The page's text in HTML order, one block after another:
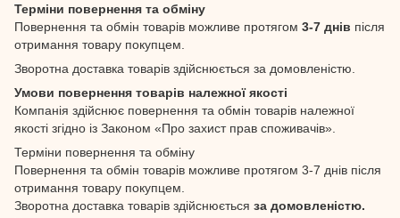
Терміни повернення та обміну
Повернення та обмін товарів можливе протягом 3-7 днів після
отримання товару покупцем.
Зворотна доставка товарів здійснюється за домовленістю.
Умови повернення товарів належної якості
Компанія здійснює повернення та обмін товарів належної
якості згідно із Законом «Про захист прав споживачів».
Терміни повернення та обміну
Повернення та обмін товарів можливе протягом 3-7 днів після
отримання товару покупцем.
Зворотна доставка товарів здійснюється за домовленістю.